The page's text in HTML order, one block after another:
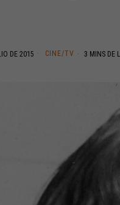
DE 2015 CINE/TV 3 MINS DE